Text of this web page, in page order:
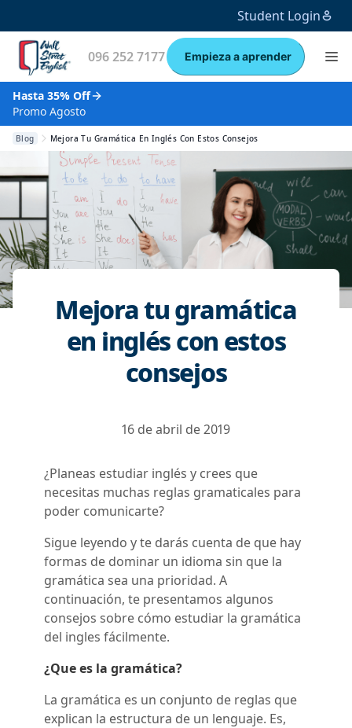
Student Login
096 252 7177 Empieza a aprender
Hasta 35% Off
Promo Agosto
Blog Mejora Tu Gramática En Inglés Con Estos Consejos
Mejora tu gramática
en inglés con estos
consejos
16 de abril de 2019
¿Planeas estudiar inglés y crees que
necesitas muchas reglas gramaticales para
poder comunicarte?
Sigue leyendo y te darás cuenta de que hay
formas de dominar un idioma sin que la
gramática sea una prioridad. A
continuación, te presentamos algunos
consejos sobre cómo estudiar la gramática
del ingles fácilmente.
¿Que es la gramática?
La gramática es un conjunto de reglas que
explican la estructura de un lenguaje. Es,